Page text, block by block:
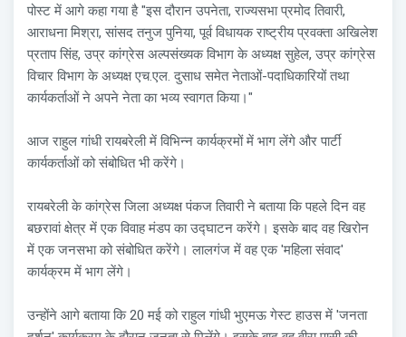
पोस्ट में आगे कहा गया है "इस दौरान उपनेता, राज्यसभा प्रमोद तिवारी,
आराधना मिश्रा, सांसद तनुज पुनिया, पूर्व विधायक राष्ट्रीय प्रवक्ता अखिलेश
प्रताप सिंह, उप्र कांग्रेस अल्पसंख्यक विभाग के अध्यक्ष सुहेल, उप्र कांग्रेस
विचार विभाग के अध्यक्ष एच.एल. दुसाध समेत नेताओं-पदाधिकारियों तथा
कार्यकर्ताओं ने अपने नेता का भव्य स्वागत किया।"
आज राहुल गांधी रायबरेली में विभिन्न कार्यक्रमों में भाग लेंगे और पार्टी
कार्यकर्ताओं को संबोधित भी करेंगे।
रायबरेली के कांग्रेस जिला अध्यक्ष पंकज तिवारी ने बताया कि पहले दिन वह
बछरावां क्षेत्र में एक विवाह मंडप का उद्घाटन करेंगे। इसके बाद वह खिरोन
में एक जनसभा को संबोधित करेंगे। लालगंज में वह एक 'महिला संवाद'
कार्यक्रम में भाग लेंगे।
उन्होंने आगे बताया कि 20 मई को राहुल गांधी भुएमऊ गेस्ट हाउस में 'जनता